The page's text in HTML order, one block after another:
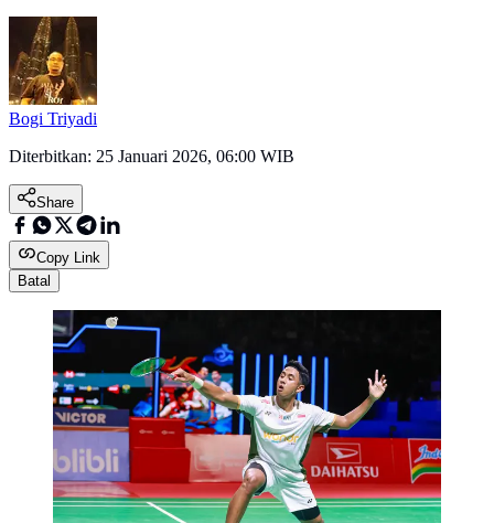
Bogi Triyadi
Diterbitkan: 25 Januari 2026, 06:00 WIB
Share
Copy Link
Batal